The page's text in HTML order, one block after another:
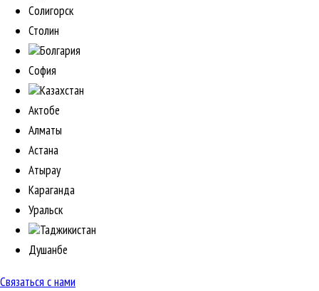
Солигорск
Столин
Болгария
София
Казахстан
Актобе
Алматы
Астана
Атырау
Караганда
Уральск
Таджикистан
Душанбе
Связаться с нами